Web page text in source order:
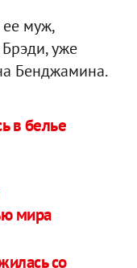
муж,
уже
Бенджамина.
в белье
мира
со